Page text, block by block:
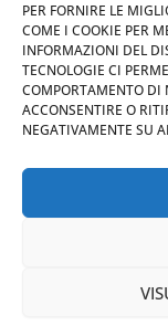
PER FORNIRE LE
COME I COOKIE PER
INFORMAZIONI DEL
TECNOLOGIE CI
COMPORTAMENTO DI
ACCONSENTIRE O
NEGATIVAMENTE SU
Privacy Policy
Cookie Policy